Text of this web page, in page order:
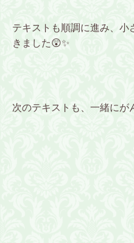
テキストも順調に進み、小
きました😲✨
次のテキストも、一緒にが